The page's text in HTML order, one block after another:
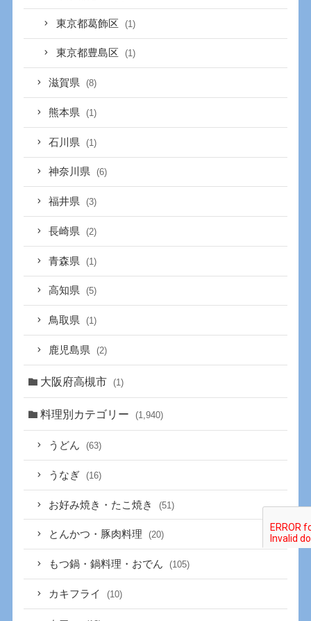
東京都葛飾区 (1)
東京都豊島区 (1)
滋賀県 (8)
熊本県 (1)
石川県 (1)
神奈川県 (6)
福井県 (3)
長崎県 (2)
青森県 (1)
高知県 (5)
鳥取県 (1)
鹿児島県 (2)
大阪府高槻市 (1)
料理別カテゴリー (1,940)
うどん (63)
うなぎ (16)
お好み焼き・たこ焼き (51)
とんかつ・豚肉料理 (20)
もつ鍋・鍋料理・おでん (105)
カキフライ (10)